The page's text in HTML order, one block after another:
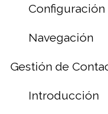
Configuración
Navegación
Gestión de
Introducción